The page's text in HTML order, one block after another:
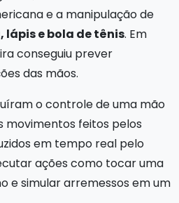
e a manipulação de
lápis e bola de tênis. Em
conseguiu prever
das mãos.
o controle de uma mão
movimentos feitos pelos
em tempo real pelo
ações como tocar uma
e simular arremessos em um